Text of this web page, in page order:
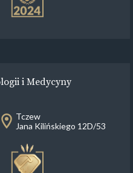
i Medycyny
Tczew
Jana Kilińskiego 12D/53